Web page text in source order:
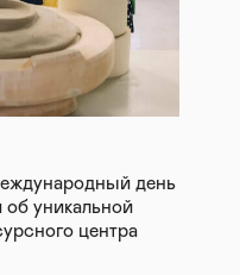
день
об уникальной
центра